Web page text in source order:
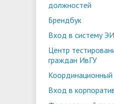
должностей
Брендбук
Вход в систему
Центр
граждан ИвГУ
Вход в